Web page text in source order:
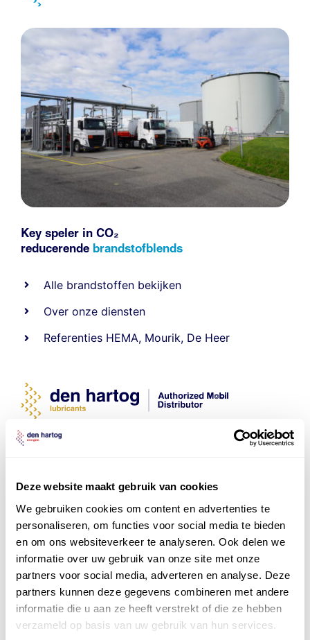
Deze website maakt gebruik van cookies
We gebruiken cookies om content en advertenties te
personaliseren, om functies voor social media te bieden
en om ons websiteverkeer te analyseren. Ook delen we
informatie over uw gebruik van onze site met onze
partners voor social media, adverteren en analyse. Deze
partners kunnen deze gegevens combineren met andere
informatie die u aan ze heeft verstrekt of die ze hebben
verzameld op basis van uw gebruik van hun services.
Key speler in CO₂
reducerende brandstofblends
Alle brandstoffen bekijken
Over onze diensten
Referenties HEMA, Mourik, De Heer